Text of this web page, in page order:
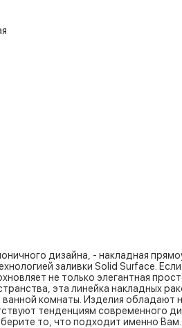
дизайна, - накладная
заливки Solid Surface.
не только элегантная
эта линейка накладных
комнаты. Изделия обладают
тенденциям современного
то, что подходит именно